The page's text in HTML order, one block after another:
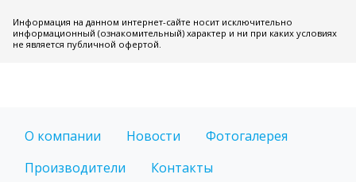
Информация на данном интернет-сайте носит исключительно
информационный (ознакомительный) характер и ни при каких условиях
не является публичной офертой.
О компании Новости
Фотогалерея
Производители
Контакты